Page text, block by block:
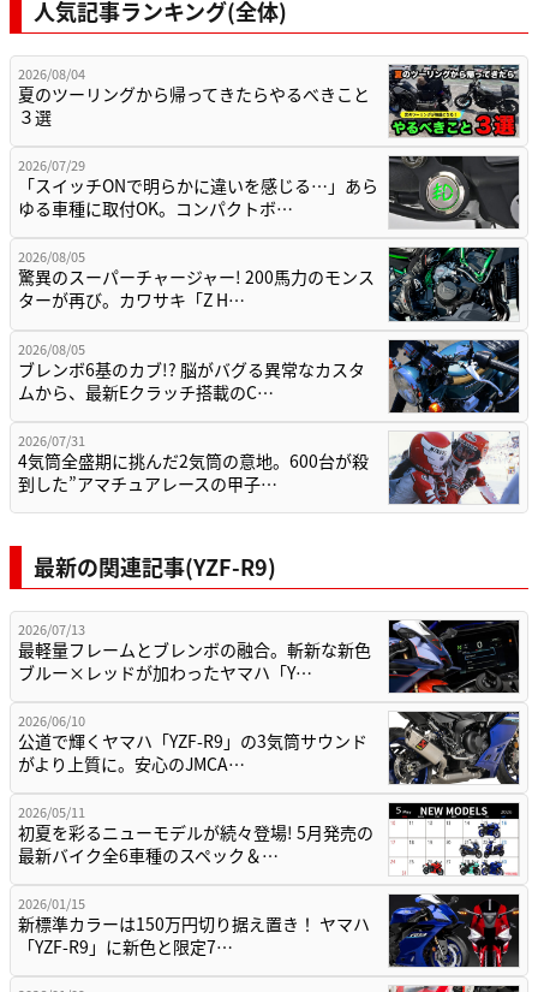
人気記事ランキング(全体)
2026/08/04
夏のツーリングから帰ってきたらやるべきこと
３選
2026/07/29
「スイッチONで明らかに違いを感じる…」あら
ゆる車種に取付OK。コンパクトボ…
2026/08/05
驚異のスーパーチャージャー! 200馬力のモンス
ターが再び。カワサキ「Z H…
2026/08/05
ブレンボ6基のカブ!? 脳がバグる異常なカスタ
ムから、最新Eクラッチ搭載のC…
2026/07/31
4気筒全盛期に挑んだ2気筒の意地。600台が殺
到した”アマチュアレースの甲子…
最新の関連記事(YZF-R9)
2026/07/13
最軽量フレームとブレンボの融合。斬新な新色
ブルー×レッドが加わったヤマハ「Y…
2026/06/10
公道で輝くヤマハ「YZF-R9」の3気筒サウンド
がより上質に。安心のJMCA…
2026/05/11
初夏を彩るニューモデルが続々登場! 5月発売の
最新バイク全6車種のスペック＆…
2026/01/15
新標準カラーは150万円切り据え置き！ ヤマハ
「YZF-R9」に新色と限定7…